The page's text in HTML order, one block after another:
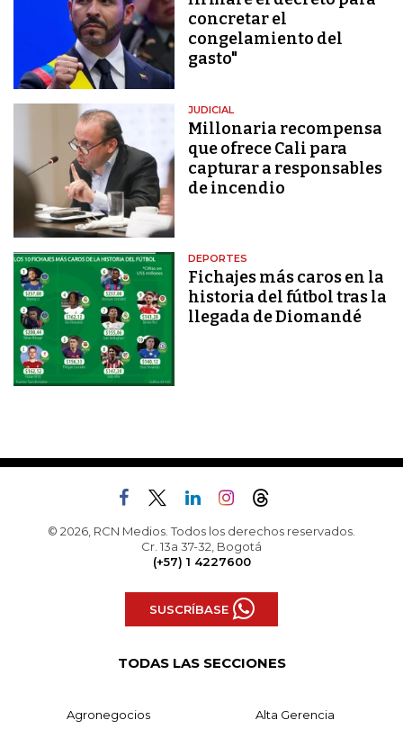
concretar el
congelamiento del
gasto"
JUDICIAL
Millonaria recompensa
que ofrece Cali para
capturar a responsables
de incendio
DEPORTES
Fichajes más caros en la
historia del fútbol tras la
llegada de Diomandé
© 2026, RCN Medios. Todos los derechos reservados.
Cr. 13a 37-32, Bogotá
(+57) 1 4227600
SUSCRÍBASE
TODAS LAS SECCIONES
Agronegocios Alta Gerencia